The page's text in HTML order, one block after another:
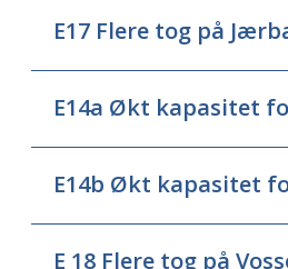
E17 Flere tog på
E14a Økt kapasitet
E14b Økt kapasitet
E 18 Flere tog på